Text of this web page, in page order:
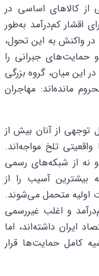
کالاهای اساسی در
اقشار کم‌درآمد به‌طور
واکنش به این تحول،
حمایت‌های جبرانی را
این میان، گروه بزرگی
مانده‌اند: مهاجران
توجهی از آنان بیش از
تلخ مواجه‌اند.
نه از شبکه‌های رسمی
بیشترین آسیب را از
اولیه متحمل می‌شوند.
و اغلب غیررسمی
ایران داشته‌اند، اما
کامل حمایت‌ها قرار